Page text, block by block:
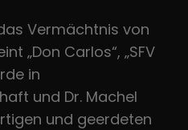
Vermächtnis von
„Don Carlos“, „SFV
in
und Dr. Machel
und geerdeten